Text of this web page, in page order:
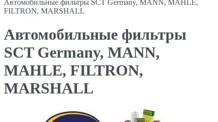
Автомобильные фильтры SCT Germany, MANN, MAHLE,
FILTRON, MARSHALL
Автомобильные фильтры
SCT Germany, MANN,
MAHLE, FILTRON,
MARSHALL